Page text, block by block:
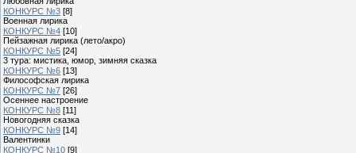
КОНКУРС №3 [8]
Военная лирика
КОНКУРС №4 [10]
Пейзажная лирика (лето/акро)
КОНКУРС №5 [24]
3 тура: мистика, юмор, зимняя сказка
КОНКУРС №6 [13]
Философская лирика
КОНКУРС №7 [26]
Осеннее настроение
КОНКУРС №8 [11]
Новогодняя сказка
КОНКУРС №9 [14]
Валентинки
КОНКУРС №10 [9]